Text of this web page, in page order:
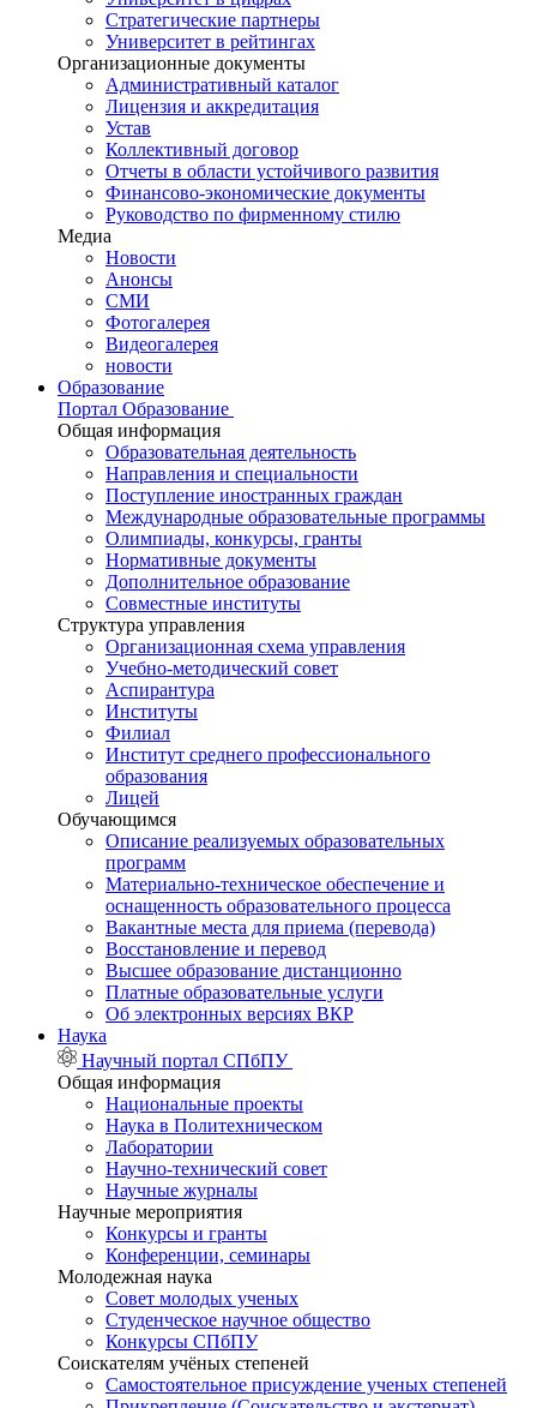
Стратегические партнеры
Университет в рейтингах
Организационные документы
Административный каталог
Лицензия и аккредитация
Устав
Коллективный договор
Отчеты в области устойчивого развития
Финансово-экономические документы
Руководство по фирменному стилю
Медиа
Новости
Анонсы
СМИ
Фотогалерея
Видеогалерея
новости
Образование
Портал Образование
Общая информация
Образовательная деятельность
Направления и специальности
Поступление иностранных граждан
Международные образовательные программы
Олимпиады, конкурсы, гранты
Нормативные документы
Дополнительное образование
Совместные институты
Структура управления
Организационная схема управления
Учебно-методический совет
Аспирантура
Институты
Филиал
Институт среднего профессионального
образования
Лицей
Обучающимся
Описание реализуемых образовательных
программ
Материально-техническое обеспечение и
оснащенность образовательного процесса
Вакантные места для приема (перевода)
Восстановление и перевод
Высшее образование дистанционно
Платные образовательные услуги
Об электронных версиях ВКР
Наука
Научный портал СПбПУ
Общая информация
Национальные проекты
Наука в Политехническом
Лаборатории
Научно-технический совет
Научные журналы
Научные мероприятия
Конкурсы и гранты
Конференции, семинары
Молодежная наука
Совет молодых ученых
Студенческое научное общество
Конкурсы СПбПУ
Соискателям учёных степеней
Самостоятельное присуждение ученых степеней